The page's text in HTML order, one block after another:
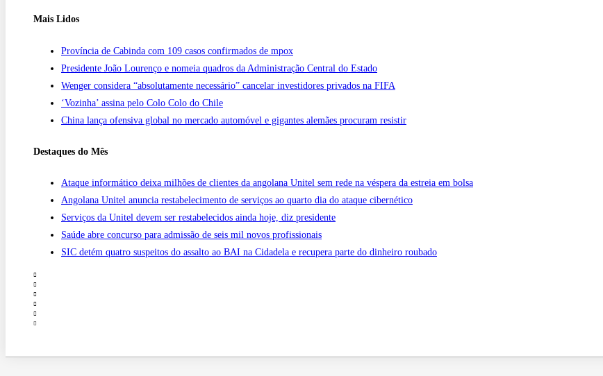
Mais Lidos
Província de Cabinda com 109 casos confirmados de mpox
Presidente João Lourenço e nomeia quadros da Administração Central do Estado
Wenger considera “absolutamente necessário” cancelar investidores privados na FIFA
‘Vozinha’ assina pelo Colo Colo do Chile
China lança ofensiva global no mercado automóvel e gigantes alemães procuram resistir
Destaques do Mês
Ataque informático deixa milhões de clientes da angolana Unitel sem rede na véspera da estreia em bolsa
Angolana Unitel anuncia restabelecimento de serviços ao quarto dia do ataque cibernético
Serviços da Unitel devem ser restabelecidos ainda hoje, diz presidente
Saúde abre concurso para admissão de seis mil novos profissionais
SIC detém quatro suspeitos do assalto ao BAI na Cidadela e recupera parte do dinheiro roubado